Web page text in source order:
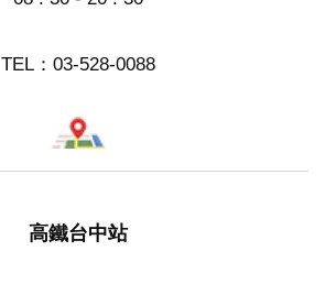
TEL： 03-528-0088
高鐵台中站